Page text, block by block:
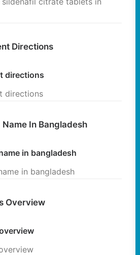
Directions
directions
directions
In Bangladesh
in bangladesh
in bangladesh
Overview